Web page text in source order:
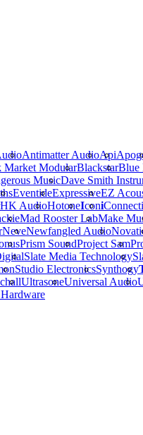
Antimatter AudioApi
Market ModularBlackstarBlue
MusicDave Smith
EventideExpressiveEZ
HK AudioHotoneIconi
Mad Rooster LabMake
NeveNewfangled Audio
Prism SoundProject Sam
Slate Media Technology
Studio ElectronicsSynthogy
UltrasoneUniversal Audio